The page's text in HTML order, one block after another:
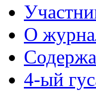
О
4-ый